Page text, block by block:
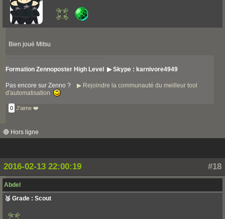
Bien joué Mitsu
Formation Zennoposter High Level ▶ Skype : karnivore4949
Pas encore sur Zenno ?
▶ Rejoindre la communauté du meilleur tool
d'automatisation
0 J'aime ❤️
🔴 Hors ligne
#18
2016-02-13 22:00:19
Abdel
🥉 Grade : Scout